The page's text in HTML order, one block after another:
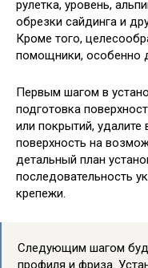
рулетка, уровень,
обрезки сайдинга и
Кроме того,
помощники, особенно
Первым шагом в
подготовка
или покрытий, удалите
поверхность на
детальный план
последовательность
крепежи.
Следующим шагом
профиля и фриза.